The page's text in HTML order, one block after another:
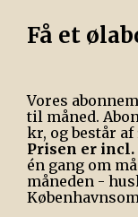
Få et
Vores
til måned.
kr, og består
Prisen er
én gang om
måneden -